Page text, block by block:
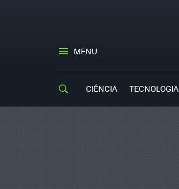
MENU
CIÊNCIA TECNOLOGIA